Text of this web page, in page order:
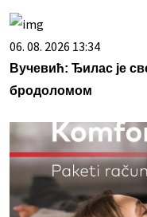
06. 08. 2026 13:34
Вучевић: Ђилас је
бродоломом